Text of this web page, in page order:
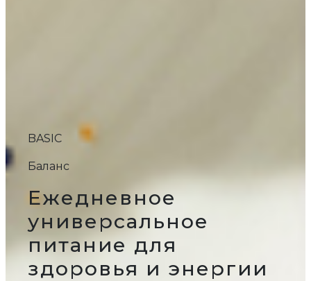
BASIC
Баланс
Ежедневное
универсальное
питание для
здоровья и энергии